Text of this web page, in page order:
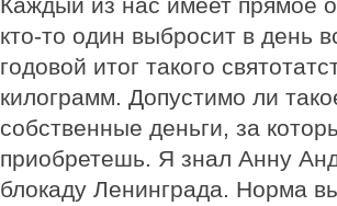
Каждый из нас имеет прямое
кто-то один выбросит в день
годовой итог такого
килограмм. Допустимо ли
собственные деньги, за
приобретешь. Я знал Анну
блокаду Ленинграда. Норма